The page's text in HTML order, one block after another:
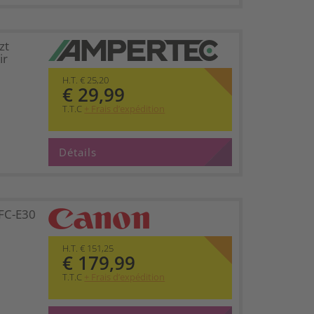
H.T. € 25,20
€ 29,99
T.T.C + Frais d’expédition
Détails
E30
H.T. € 151,25
€ 179,99
T.T.C + Frais d’expédition